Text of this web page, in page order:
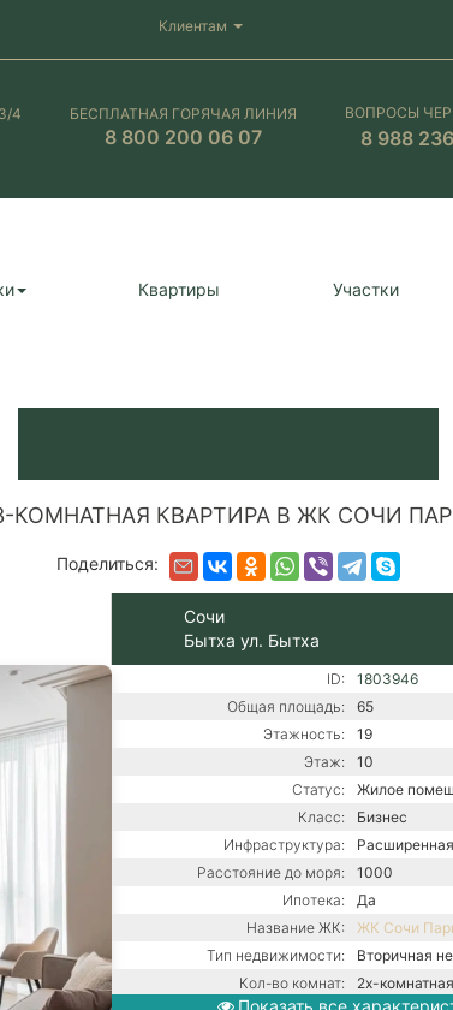
Клиентам
4 БЕСПЛАТНАЯ ГОРЯЧАЯ ЛИНИЯ
8 800 200 06 07
ВОПРОСЫ
8 988
Квартиры Участки
КОМНАТНАЯ КВАРТИРА В ЖК СОЧИ
Поделиться:
Сочи
Бытха ул. Бытха
ID:
1803946
Общая площадь:
65
Этажность:
19
Этаж:
10
Статус:
Жилое
Класс:
Бизнес
Инфраструктура:
Расширенная
Расстояние до моря:
1000
Ипотека:
Да
Название ЖК:
ЖК Сочи
Тип недвижимости:
Вторичная
Кол-во комнат:
2х-комнатная
Показать все